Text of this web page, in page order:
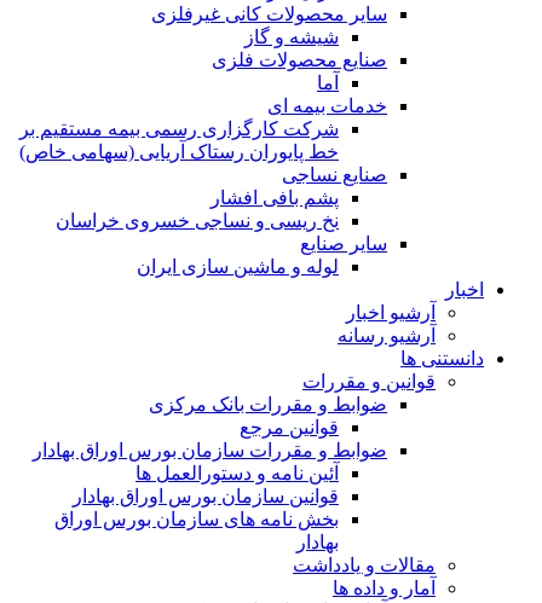
ساير محصولات كانی غيرفلزی
شیشه و گاز
صنایع محصولات فلزی
آما
خدمات بیمه ای
شرکت کارگزاری رسمی بیمه مستقیم بر
خط پایوران رستاک آریایی (سهامی خاص)
صنایع نساجی
پشم بافی افشار
نخ ریسی و نساجی خسروی خراسان
سایر صنایع
لوله و ماشین سازی ایران
اخبار
آرشیو اخبار
آرشیو رسانه
دانستنی ها
قوانین و مقررات
ضوابط و مقررات بانک مرکزی
قوانين مرجع
ضوابط و مقررات سازمان بورس اوراق بهادار
آئین نامه و دستورالعمل ها
قوانین سازمان بورس اوراق بهادار
بخش نامه های سازمان بورس اوراق
بهادار
مقالات و یادداشت
آمار و داده ها